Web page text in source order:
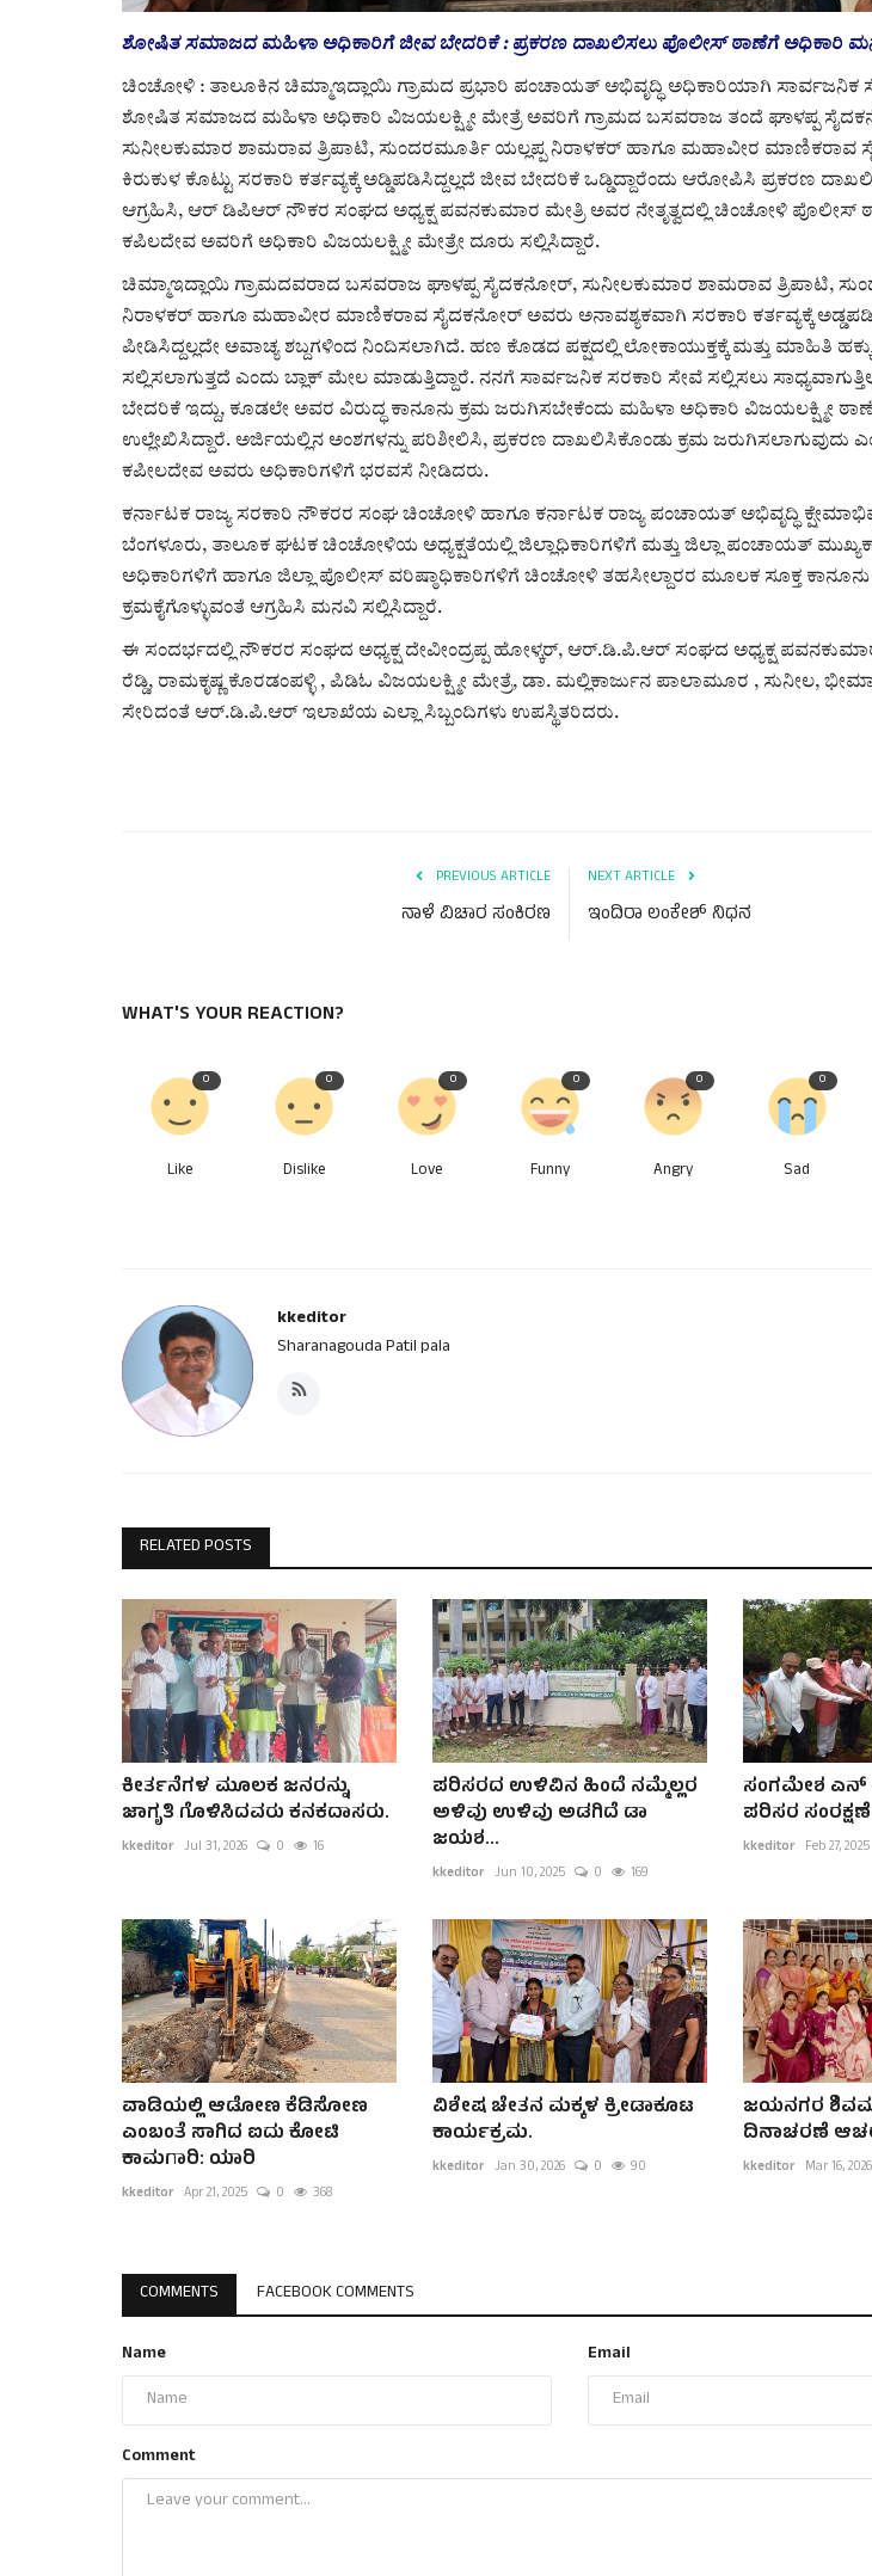
ಶೋಷಿತ ಸಮಾಜದ ಮಹಿಳಾ ಅಧಿಕಾರಿಗೆ ಜೀವ ಬೇದರಿಕೆ : ಪ್ರಕರಣ ದಾಖಲಿಸಲು ಪೊಲೀಸ್ ಠಾಣೆಗೆ ಅಧಿಕಾರಿ
ಚಿಂಚೋಳಿ : ತಾಲೂಕಿನ ಚಿಮ್ಮಾಇದ್ಲಾಯಿ ಗ್ರಾಮದ ಪ್ರಭಾರಿ ಪಂಚಾಯತ್ ಅಭಿವೃದ್ಧಿ ಅಧಿಕಾರಿಯಾಗಿ ಸಾರ್ವಜನಿಕ
ಶೋಷಿತ ಸಮಾಜದ ಮಹಿಳಾ ಅಧಿಕಾರಿ ವಿಜಯಲಕ್ಷ್ಮೀ ಮೇತ್ರೆ ಅವರಿಗೆ ಗ್ರಾಮದ ಬಸವರಾಜ ತಂದೆ ಘಾಳಪ್ಪ
ಸುನೀಲಕುಮಾರ ಶಾಮರಾವ ತ್ರಿಪಾಟಿ, ಸುಂದರಮೂರ್ತಿ ಯಲ್ಲಪ್ಪ ನಿರಾಳಕರ್ ಹಾಗೂ ಮಹಾವೀರ ಮಾಣಿಕರಾವ
ಕಿರುಕುಳ ಕೊಟ್ಟು ಸರಕಾರಿ ಕರ್ತವ್ಯಕ್ಕೆ ಅಡ್ಡಿಪಡಿಸಿದ್ದಲ್ಲದೆ ಜೀವ ಬೇದರಿಕೆ ಒಡ್ಡಿದ್ದಾರೆಂದು ಆರೋಪಿಸಿ ಪ್ರಕರಣ
ಆಗ್ರಹಿಸಿ, ಆರ್ ಡಿಪಿಆರ್ ನೌಕರ ಸಂಘದ ಅಧ್ಯಕ್ಷ ಪವನಕುಮಾರ ಮೇತ್ರಿ ಅವರ ನೇತೃತ್ವದಲ್ಲಿ ಚಿಂಚೋಳಿ
ಕಪಿಲದೇವ ಅವರಿಗೆ ಅಧಿಕಾರಿ ವಿಜಯಲಕ್ಷ್ಮೀ ಮೇತ್ರೇ ದೂರು ಸಲ್ಲಿಸಿದ್ದಾರೆ.
ಚಿಮ್ಮಾಇದ್ಲಾಯಿ ಗ್ರಾಮದವರಾದ ಬಸವರಾಜ ಘಾಳಪ್ಪ ಸೈದಕನೋರ್, ಸುನೀಲಕುಮಾರ ಶಾಮರಾವ ತ್ರಿಪಾಟಿ,
ನಿರಾಳಕರ್ ಹಾಗೂ ಮಹಾವೀರ ಮಾಣಿಕರಾವ ಸೈದಕನೋರ್ ಅವರು ಅನಾವಶ್ಯಕವಾಗಿ ಸರಕಾರಿ ಕರ್ತವ್ಯಕ್ಕೆ
ಪೀಡಿಸಿದ್ದಲ್ಲದೇ ಅವಾಚ್ಯ ಶಬ್ದಗಳಿಂದ ನಿಂದಿಸಲಾಗಿದೆ. ಹಣ ಕೊಡದ ಪಕ್ಷದಲ್ಲಿ ಲೋಕಾಯುಕ್ತಕ್ಕೆ ಮತ್ತು ಮಾಹಿತಿ
ಸಲ್ಲಿಸಲಾಗುತ್ತದೆ ಎಂದು ಬ್ಲಾಕ್ ಮೇಲ ಮಾಡುತ್ತಿದ್ದಾರೆ. ನನಗೆ ಸಾರ್ವಜನಿಕ ಸರಕಾರಿ ಸೇವೆ ಸಲ್ಲಿಸಲು
ಬೇದರಿಕೆ ಇದ್ದು, ಕೂಡಲೇ ಅವರ ವಿರುದ್ಧ ಕಾನೂನು ಕ್ರಮ ಜರುಗಿಸಬೇಕೆಂದು ಮಹಿಳಾ ಅಧಿಕಾರಿ ವಿಜಯಲಕ್ಷ್ಮೀ
ಉಲ್ಲೇಖಿಸಿದ್ದಾರೆ. ಅರ್ಜಿಯಲ್ಲಿನ ಅಂಶಗಳನ್ನು ಪರಿಶೀಲಿಸಿ, ಪ್ರಕರಣ ದಾಖಲಿಸಿಕೊಂಡು ಕ್ರಮ ಜರುಗಿಸಲಾಗುವುದು
ಕಪೀಲದೇವ ಅವರು ಅಧಿಕಾರಿಗಳಿಗೆ ಭರವಸೆ ನೀಡಿದರು.
ಕರ್ನಾಟಕ ರಾಜ್ಯ ಸರಕಾರಿ ನೌಕರರ ಸಂಘ ಚಿಂಚೋಳಿ ಹಾಗೂ ಕರ್ನಾಟಕ ರಾಜ್ಯ ಪಂಚಾಯತ್ ಅಭಿವೃದ್ಧಿ
ಬೆಂಗಳೂರು, ತಾಲೂಕ ಘಟಕ ಚಿಂಚೋಳಿಯ ಅಧ್ಯಕ್ಷತೆಯಲ್ಲಿ ಜಿಲ್ಲಾಧಿಕಾರಿಗಳಿಗೆ ಮತ್ತು ಜಿಲ್ಲಾ ಪಂಚಾಯತ್
ಅಧಿಕಾರಿಗಳಿಗೆ ಹಾಗೂ ಜಿಲ್ಲಾ ಪೊಲೀಸ್ ವರಿಷ್ಠಾಧಿಕಾರಿಗಳಿಗೆ ಚಿಂಚೋಳಿ ತಹಸೀಲ್ದಾರರ ಮೂಲಕ ಸೂಕ್ತ ಕಾನೂನು
ಕ್ರಮಕೈಗೊಳ್ಳುವಂತೆ ಆಗ್ರಹಿಸಿ ಮನವಿ ಸಲ್ಲಿಸಿದ್ದಾರೆ.
ಈ ಸಂದರ್ಭದಲ್ಲಿ ನೌಕರರ ಸಂಘದ ಅಧ್ಯಕ್ಷ ದೇವೀಂದ್ರಪ್ಪ ಹೋಳ್ಕರ್, ಆರ್.ಡಿ.ಪಿ.ಆರ್ ಸಂಘದ ಅಧ್ಯಕ್ಷ
ರೆಡ್ಡಿ, ರಾಮಕೃಷ್ಣ ಕೊರಡಂಪಳ್ಳಿ , ಪಿಡಿಓ ವಿಜಯಲಕ್ಷ್ಮೀ ಮೇತ್ರೆ, ಡಾ. ಮಲ್ಲಿಕಾರ್ಜುನ ಪಾಲಾಮೂರ , ಸುನೀಲ,
ಸೇರಿದಂತೆ ಆರ್.ಡಿ.ಪಿ.ಆರ್ ಇಲಾಖೆಯ ಎಲ್ಲಾ ಸಿಬ್ಬಂದಿಗಳು ಉಪಸ್ಥಿತರಿದರು.
PREVIOUS ARTICLE
ನಾಳೆ ವಿಚಾರ ಸಂಕಿರಣ
NEXT ARTICLE
ಇಂದಿರಾ ಲಂಕೇಶ್ ನಿಧನ
WHAT'S YOUR REACTION?
0
Like
0
Dislike
0
Love
0
Funny
0
Angry
0
Sad
kkeditor
Sharanagouda Patil pala
RELATED POSTS
ಕೀರ್ತನೆಗಳ ಮೂಲಕ ಜನರನ್ನು
ಜಾಗೃತಿ ಗೊಳಿಸಿದವರು ಕನಕದಾಸರು.
kkeditor Jul 31, 2026 0 16
ಪರಿಸರದ ಉಳಿವಿನ ಹಿಂದೆ ನಮ್ಮೆಲ್ಲರ
ಅಳಿವು ಉಳಿವು ಅಡಗಿದೆ ಡಾ
ಜಯಶ...
kkeditor Jun 10, 2025 0 169
ಸಂಗಮೇಶ ಎನ್
ಪರಿಸರ
kkeditor Feb 27, 2025
ವಾಡಿಯಲ್ಲಿ ಆಡೋಣ ಕೆಡಿಸೋಣ
ಎಂಬಂತೆ ಸಾಗಿದ ಐದು ಕೋಟಿ
ಕಾಮಗಾರಿ: ಯಾರಿ
kkeditor Apr 21, 2025 0 368
ವಿಶೇಷ ಚೇತನ ಮಕ್ಕಳ ಕ್ರೀಡಾಕೂಟ
ಕಾರ್ಯಕ್ರಮ.
kkeditor Jan 30, 2026 0 90
ಜಯನಗರ
ದಿನಾಚರಣೆ
kkeditor Mar 16, 2026
COMMENTS FACEBOOK COMMENTS
Name Email
Comment